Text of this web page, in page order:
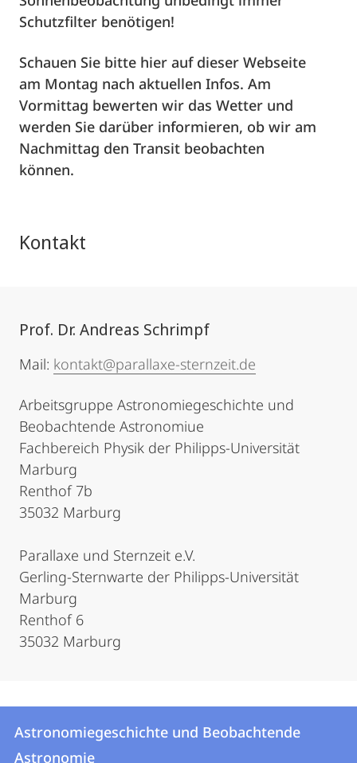
Schutzfilter benötigen!
Schauen Sie bitte hier auf dieser Webseite
am Montag nach aktuellen Infos. Am
Vormittag bewerten wir das Wetter und
werden Sie darüber informieren, ob wir am
Nachmittag den Transit beobachten
können.
Kontakt
Prof. Dr. Andreas Schrimpf
Mail: kontakt@parallaxe-sternzeit.de
Arbeitsgruppe Astronomiegeschichte und
Beobachtende Astronomiue
Fachbereich Physik der Philipps-Universität
Marburg
Renthof 7b
35032 Marburg
Parallaxe und Sternzeit e.V.
Gerling-Sternwarte der Philipps-Universität
Marburg
Renthof 6
35032 Marburg
Kontakt
und
Kontaktinformationen
Astronomiegeschichte
Astronomiegeschichte und Beobachtende
Astronomie